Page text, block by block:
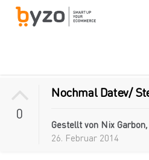
0
Nochmal Datev/
Gestellt von Nix Garbon,
26. Februar 2014